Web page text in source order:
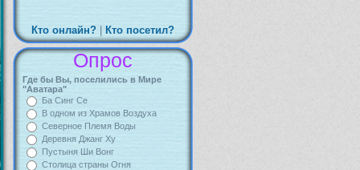
Кто онлайн? Кто посетил?
Опрос
Где бы Вы, поселились в Мире
"Аватара"
Ба Синг Се
В одном из Храмов Воздуха
Северное Племя Воды
Деревня Джанг Ху
Пустыня Ши Вонг
Столица страны Огня